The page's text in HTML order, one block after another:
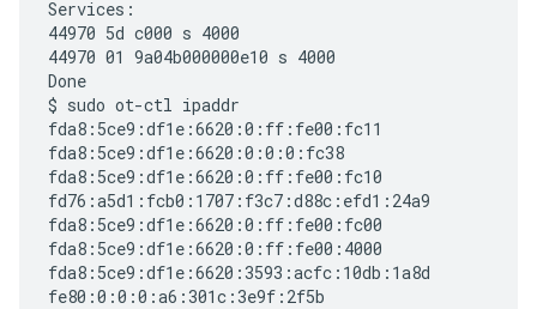
Services:
44970 5d c000 s 4000
44970 01 9a04b000000e10 s 4000
Done
$ sudo ot-ctl ipaddr
fda8:5ce9:df1e:6620:0:ff:fe00:fc11
fda8:5ce9:df1e:6620:0:0:0:fc38
fda8:5ce9:df1e:6620:0:ff:fe00:fc10
fd76:a5d1:fcb0:1707:f3c7:d88c:efd1:24a9
fda8:5ce9:df1e:6620:0:ff:fe00:fc00
fda8:5ce9:df1e:6620:0:ff:fe00:4000
fda8:5ce9:df1e:6620:3593:acfc:10db:1a8d
fe80:0:0:0:a6:301c:3e9f:2f5b